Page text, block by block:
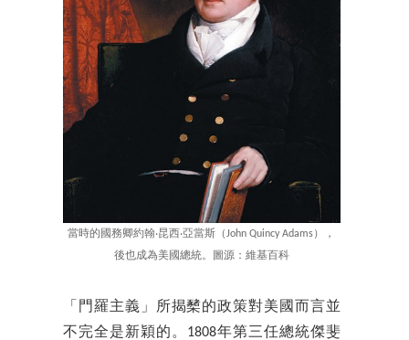
當時的國務卿約翰‧昆西‧亞當斯（John Quincy Adams），
後也成為美國總統。圖源：維基百科
「門羅主義」所揭櫫的政策對美國而言並
不完全是新穎的。1808年第三任總統傑斐